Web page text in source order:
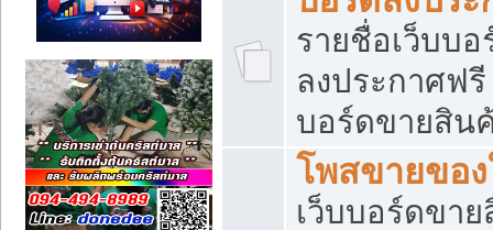
รายชื่อเว็บบ
ลงประกาศฟรี
บอร์ดขายสิน
โพสขายขอ
เว็บบอร์ดขา